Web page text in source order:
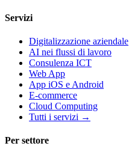
Servizi
Digitalizzazione aziendale
AI nei flussi di lavoro
Consulenza ICT
Web App
App iOS e Android
E-commerce
Cloud Computing
Tutti i servizi →
Per settore